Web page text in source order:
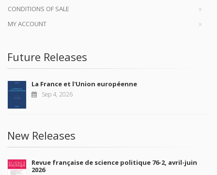
CONDITIONS OF SALE
MY ACCOUNT
Future Releases
La France et l'Union européenne
Sep 4, 2026
New Releases
Revue française de science politique 76-2, avril-juin
2026